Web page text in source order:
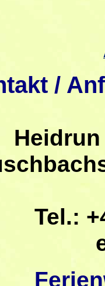
/
Tel.: